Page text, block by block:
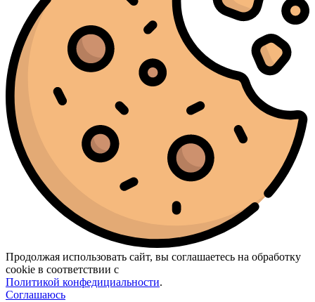
Продолжая использовать сайт, вы соглашаетесь на обработку
cookie в соответствии с
Политикой конфедициальности.
Соглашаюсь